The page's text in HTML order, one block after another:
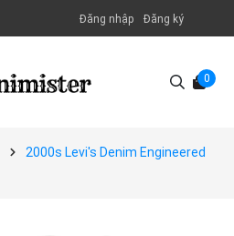
Đăng nhập Đăng ký
0
2000s Levi's Denim Engineered